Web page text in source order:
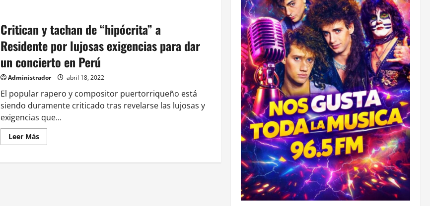
Critican y tachan de “hipócrita” a
Residente por lujosas exigencias para dar
un concierto en Perú
Administrador abril 18, 2022
El popular rapero y compositor puertorriqueño está
siendo duramente criticado tras revelarse las lujosas y
exigencias que...
Leer MásLeer
más
Critican